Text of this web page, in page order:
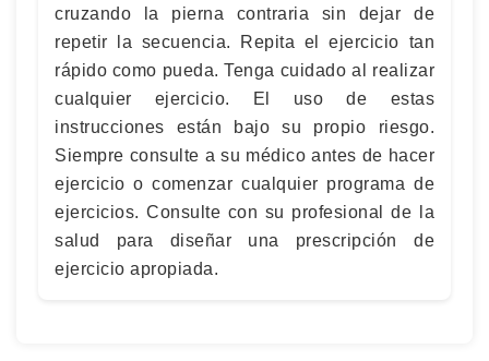
cruzando la pierna contraria sin dejar de
repetir la secuencia. Repita el ejercicio tan
rápido como pueda. Tenga cuidado al realizar
cualquier ejercicio. El uso de estas
instrucciones están bajo su propio riesgo.
Siempre consulte a su médico antes de hacer
ejercicio o comenzar cualquier programa de
ejercicios. Consulte con su profesional de la
salud para diseñar una prescripción de
ejercicio apropiada.